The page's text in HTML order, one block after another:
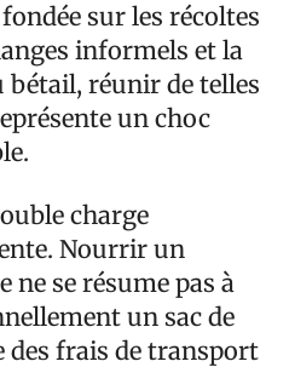
sur les récoltes
informels et la
bétail, réunir de telles
un choc
charge
Nourrir un
ne se résume pas à
un sac de
des frais de transport